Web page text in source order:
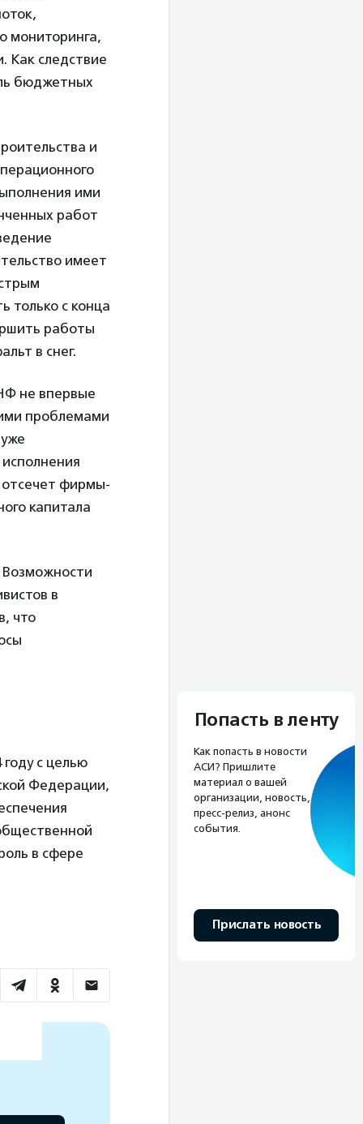
мониторинга,
Как следствие
бюджетных
и
ими
работ
имеет
только с конца
работы
в снег.
не впервые
проблемами
отсечет фирмы-
капитала
Возможности
в
что
с целью
Федерации,
в сфере
Попасть в ленту
Как попасть в новости
АСИ? Пришлите
материал о вашей
организации, новость,
пресс-релиз, анонс
события.
Прислать новость